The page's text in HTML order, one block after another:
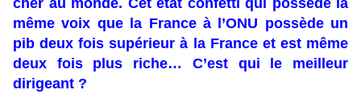
cher au monde. Cet état confetti qui possède la
même voix que la France à l’ONU possède un
pib deux fois supérieur à la France et est même
deux fois plus riche… C’est qui le meilleur
dirigeant ?